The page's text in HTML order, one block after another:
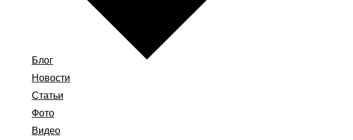
Блог
Новости
Статьи
Фото
Видео